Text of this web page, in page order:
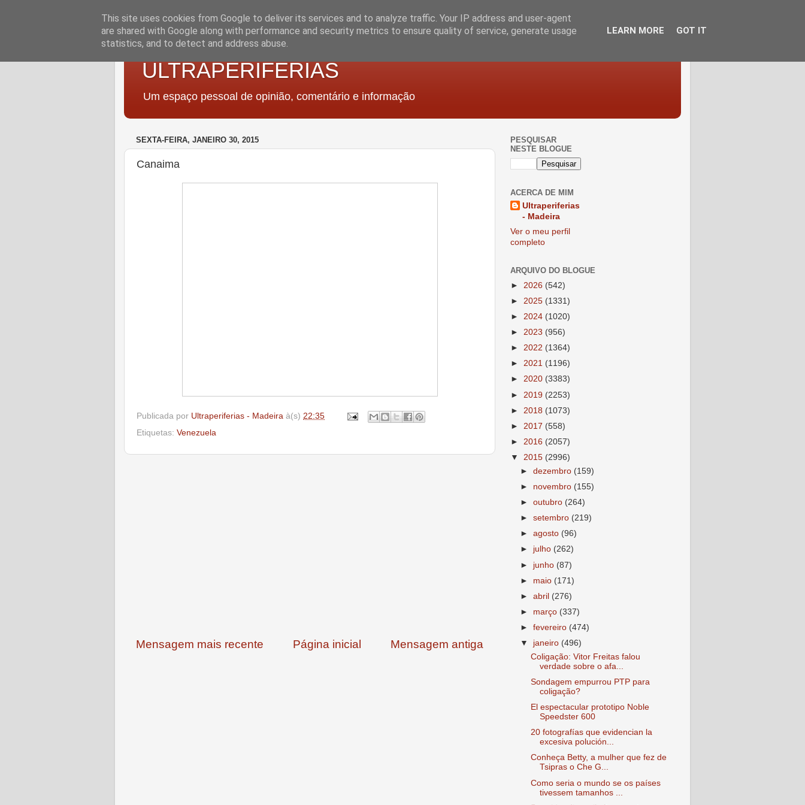
ULTRAPERIFERIAS
Um espaço pessoal de opinião, comentário e informação
SEXTA-FEIRA, JANEIRO 30, 2015
Canaima
Publicada por Ultraperiferias - Madeira à(s) 22:35
Etiquetas: Venezuela
Mensagem mais recente Mensagem antiga
Página inicial
PESQUISAR
NESTE BLOGUE
ACERCA DE MIM
Ultraperiferias
- Madeira
Ver o meu perfil
completo
ARQUIVO DO BLOGUE
► 2026 (542)
► 2025 (1331)
► 2024 (1020)
► 2023 (956)
► 2022 (1364)
► 2021 (1196)
► 2020 (3383)
► 2019 (2253)
► 2018 (1073)
► 2017 (558)
► 2016 (2057)
▼ 2015 (2996)
►dezembro (159)
► novembro (155)
►outubro (264)
►setembro (219)
►agosto (96)
► julho (262)
► junho (87)
► maio (171)
►abril (276)
► março (337)
►fevereiro (474)
▼ janeiro (496)
Coligação: Vitor Freitas falou
verdade sobre o afa...
Sondagem empurrou PTP para
coligação?
El espectacular prototipo Noble
Speedster 600
20 fotografías que evidencian la
excesiva polución...
Conheça Betty, a mulher que fez de
Tsipras o Che G...
Como seria o mundo se os países
tivessem tamanhos ...
This site uses cookies from Google to deliver its services and to analyze traffic. Your IP address and user-agent
are shared with Google along with performance and security metrics to ensure quality of service, generate usage
statistics, and to detect and address abuse.
LEARN MORE GOT IT